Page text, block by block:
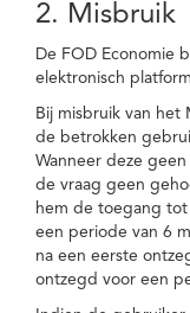
2. Misbruik
De FOD Economie
elektronisch
Bij misbruik van
de betrokken
Wanneer deze
de vraag geen
hem de toegang
een periode van 6
na een eerste
ontzegd voor een